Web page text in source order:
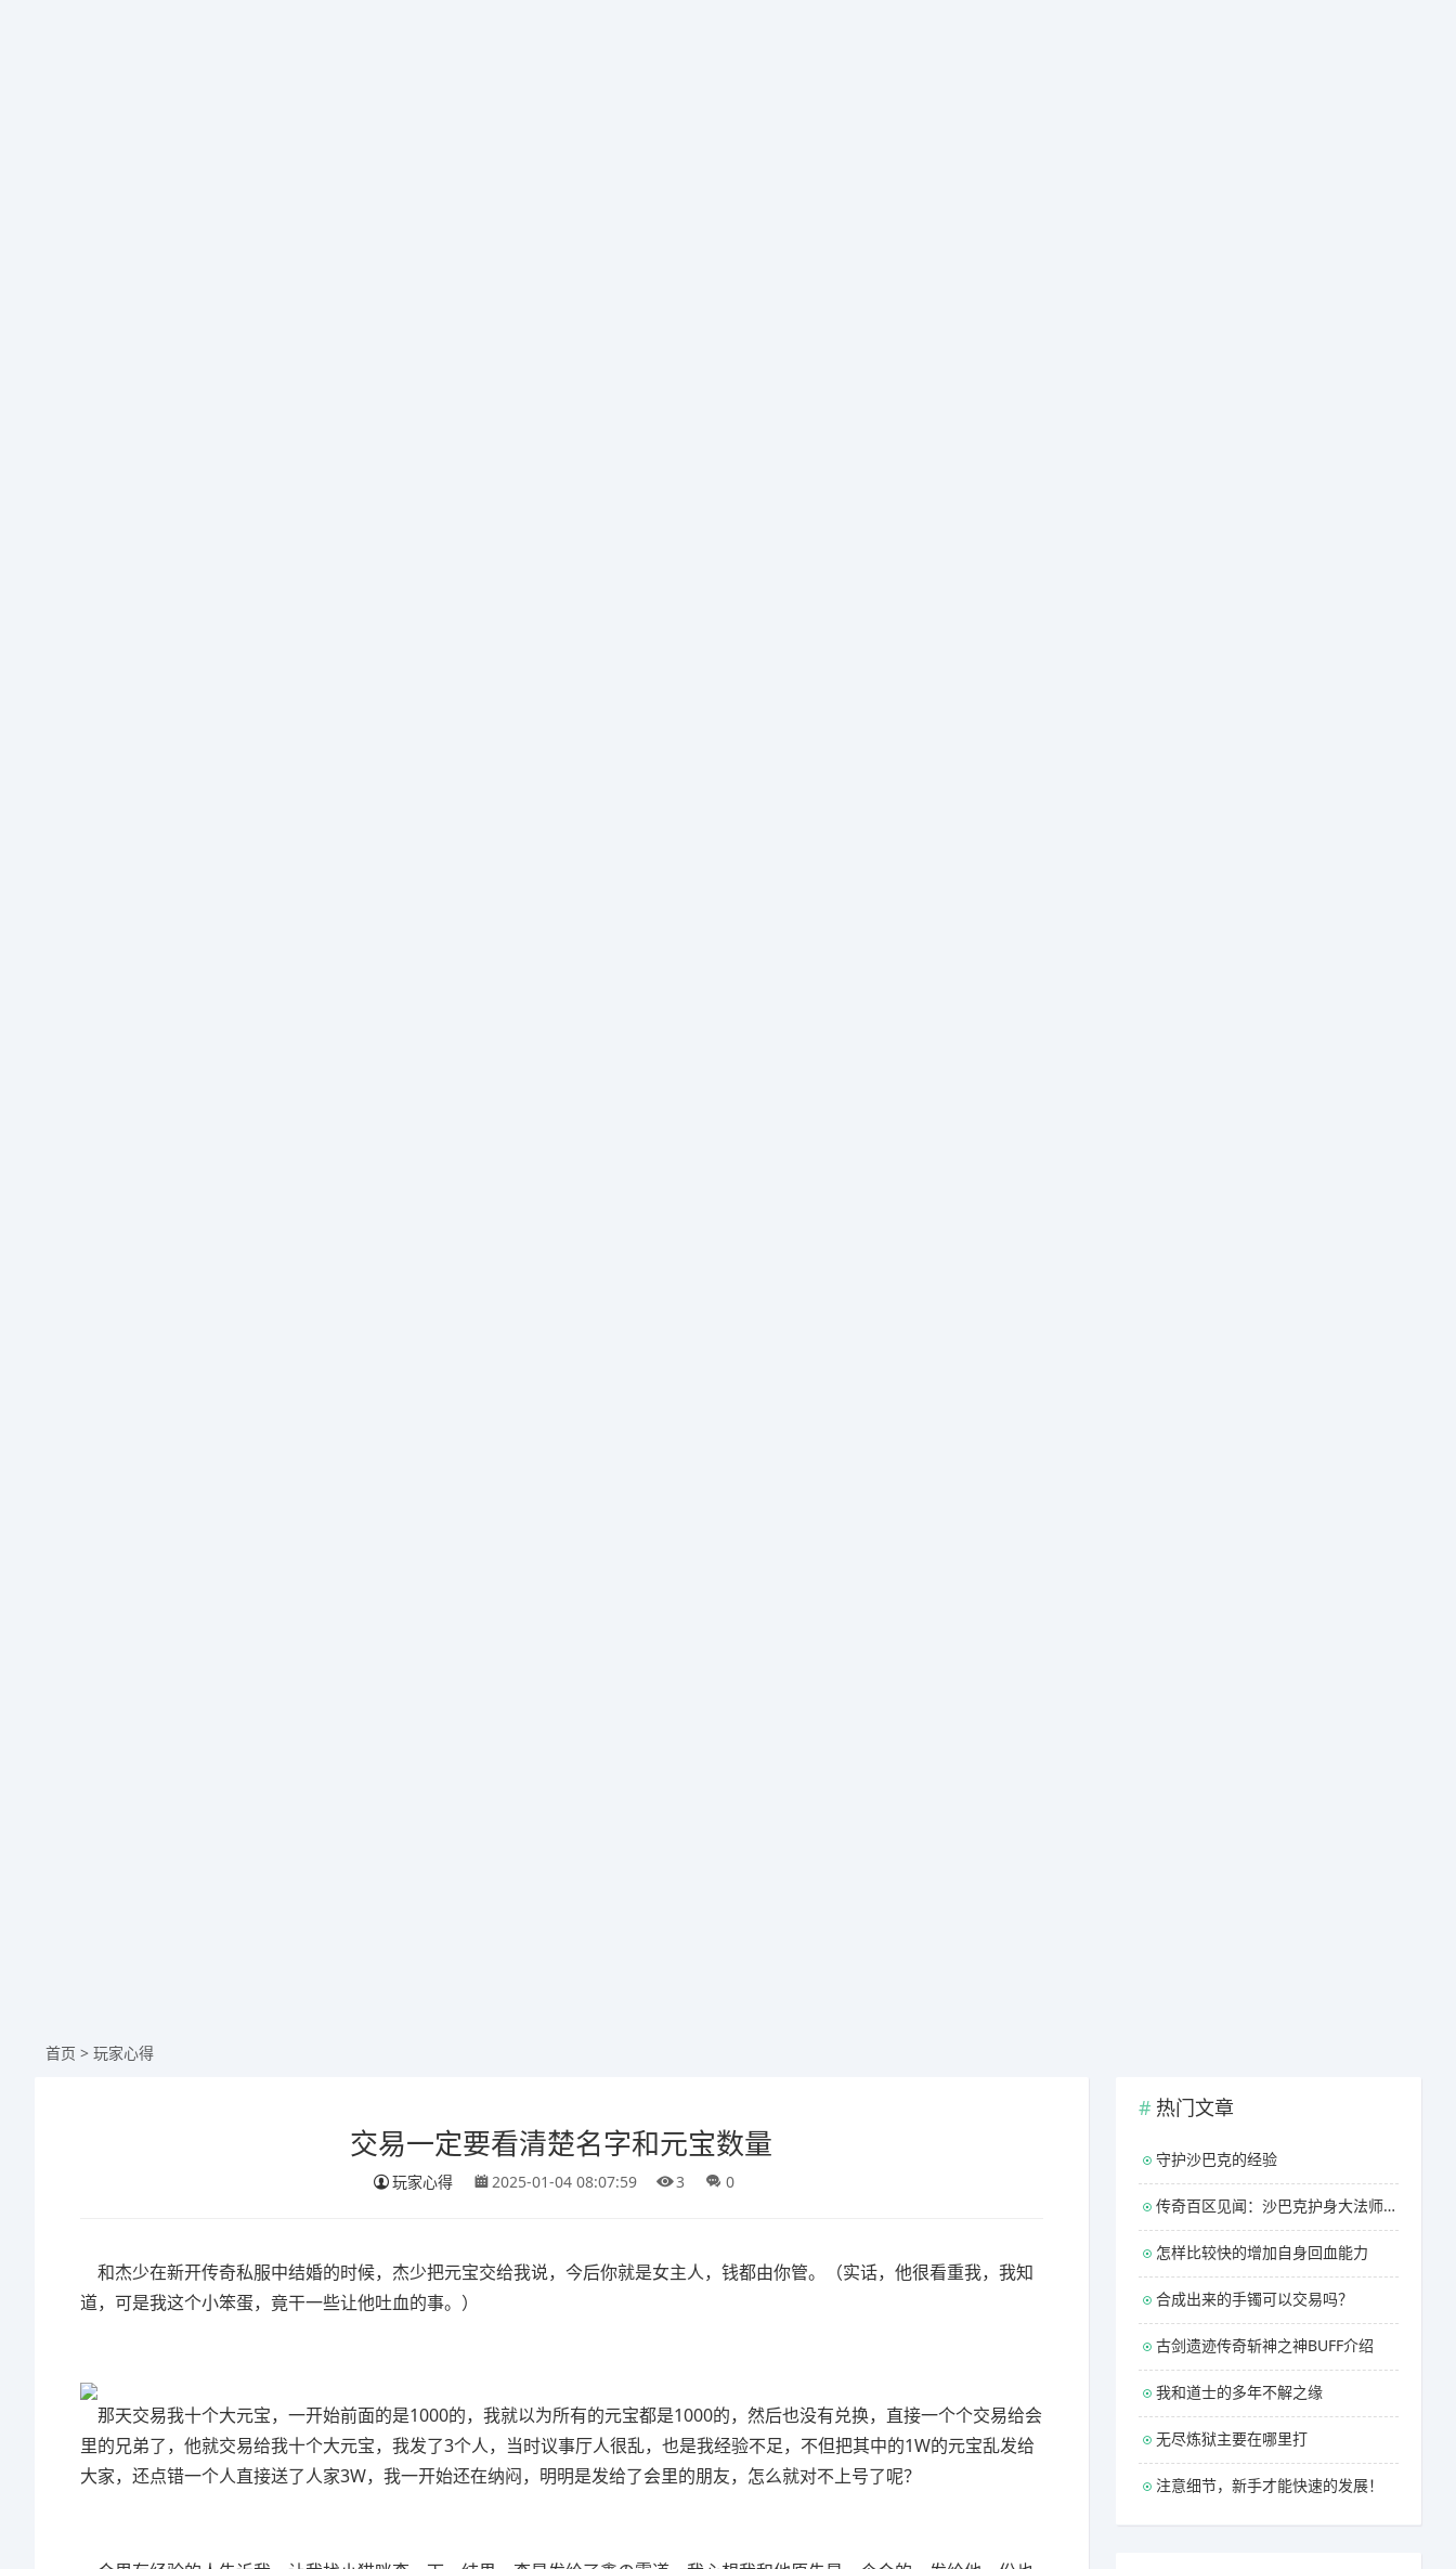
首页 > 玩家心得
交易一定要看清楚名字和元宝数量
玩家心得 2025-01-04 08:07:59 3 0
和杰少在新开传奇私服中结婚的时候，杰少把元宝交给我说，今后你就是女主人，钱都由你管。（实话，他很看重我，我知
道，可是我这个小笨蛋，竟干一些让他吐血的事。）
那天交易我十个大元宝，一开始前面的是1000的，我就以为所有的元宝都是1000的，然后也没有兑换，直接一个个交易给会
里的兄弟了，他就交易给我十个大元宝，我发了3个人，当时议事厅人很乱，也是我经验不足，不但把其中的1W的元宝乱发给
大家，还点错一个人直接送了人家3W，我一开始还在纳闷，明明是发给了会里的朋友，怎么就对不上号了呢？
热门文章
守护沙巴克的经验
传奇百区见闻：沙巴克护身大法师的朴素神装
怎样比较快的增加自身回血能力
合成出来的手镯可以交易吗？
古剑遗迹传奇斩神之神BUFF介绍
我和道士的多年不解之缘
无尽炼狱主要在哪里打
注意细节，新手才能快速的发展！